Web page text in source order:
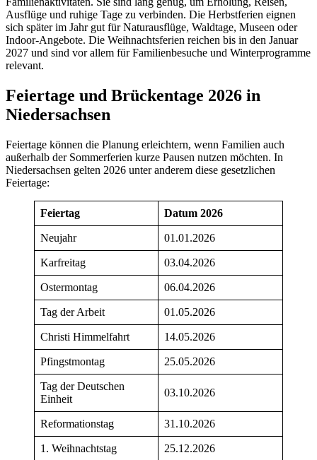
Ausflüge und ruhige Tage zu verbinden. Die Herbstferien eignen
sich später im Jahr gut für Naturausflüge, Waldtage, Museen oder
Indoor-Angebote. Die Weihnachtsferien reichen bis in den Januar
2027 und sind vor allem für Familienbesuche und Winterprogramme
relevant.
Feiertage und Brückentage 2026 in
Niedersachsen
Feiertage können die Planung erleichtern, wenn Familien auch
außerhalb der Sommerferien kurze Pausen nutzen möchten. In
Niedersachsen gelten 2026 unter anderem diese gesetzlichen
Feiertage:
Feiertag Datum 2026
Neujahr 01.01.2026
Karfreitag 03.04.2026
Ostermontag 06.04.2026
Tag der Arbeit 01.05.2026
Christi Himmelfahrt 14.05.2026
Pfingstmontag 25.05.2026
Tag der Deutschen
Einheit
03.10.2026
Reformationstag 31.10.2026
1. Weihnachtstag 25.12.2026